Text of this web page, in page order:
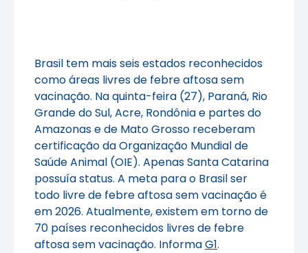
Brasil tem mais seis estados reconhecidos
como áreas livres de febre aftosa sem
vacinação. Na quinta-feira (27), Paraná, Rio
Grande do Sul, Acre, Rondônia e partes do
Amazonas e de Mato Grosso receberam
certificação da Organização Mundial de
Saúde Animal (OIE). Apenas Santa Catarina
possuía status. A meta para o Brasil ser
todo livre de febre aftosa sem vacinação é
em 2026. Atualmente, existem em torno de
70 países reconhecidos livres de febre
aftosa sem vacinação. InformaG1.